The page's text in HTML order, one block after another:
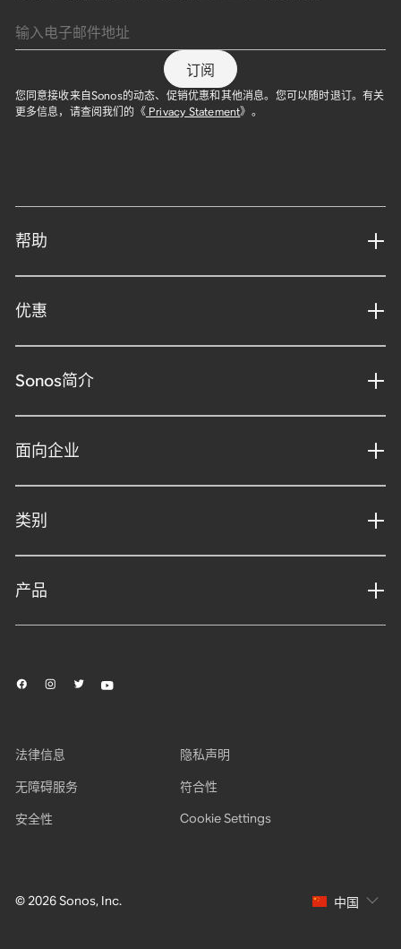
订阅
您同意接收来自Sonos的动态、促销优惠和其他消息。您可以随时退订。有关
更多信息，请查阅我们的《 Privacy Statement》。
帮助
优惠
Sonos简介
面向企业
类别
产品
© 2026 Sonos, Inc.
法律信息
隐私声明
无障碍服务
符合性
安全性
Cookie Settings
中国